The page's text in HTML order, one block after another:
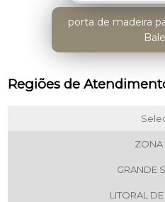
porta de madeira
Regiões de
ZONA
GRANDE
LITORAL